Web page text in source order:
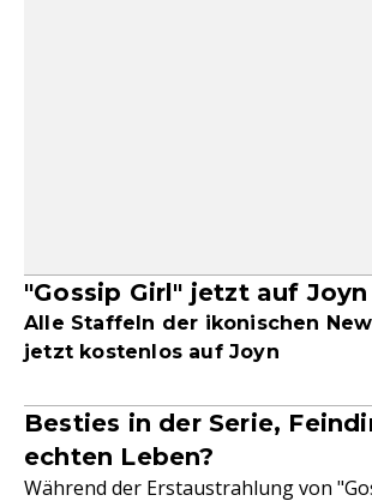
"Gossip Girl" jetzt auf
Alle Staffeln der ikonischen
jetzt kostenlos auf Joyn
Besties in der Serie,
echten Leben?
Während der Erstaustrahlung von